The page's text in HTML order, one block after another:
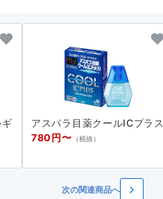
アスパラ目薬クールICプラス
780円〜 （税抜）
次の関連商品へ